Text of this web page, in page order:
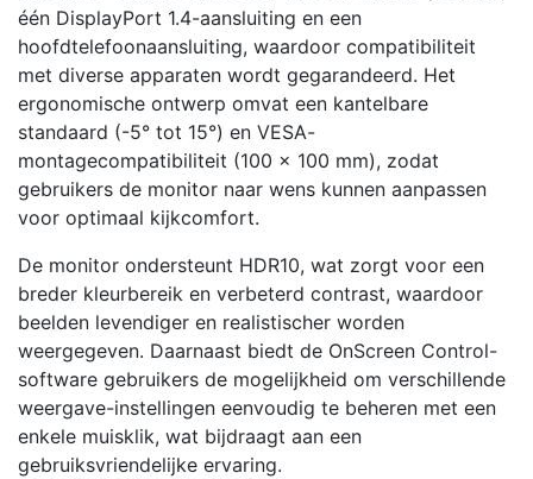
één DisplayPort 1.4-aansluiting en een
hoofdtelefoonaansluiting, waardoor compatibiliteit
met diverse apparaten wordt gegarandeerd. Het
ergonomische ontwerp omvat een kantelbare
standaard (-5° tot 15°) en VESA-
montagecompatibiliteit (100 x 100 mm), zodat
gebruikers de monitor naar wens kunnen aanpassen
voor optimaal kijkcomfort.
De monitor ondersteunt HDR10, wat zorgt voor een
breder kleurbereik en verbeterd contrast, waardoor
beelden levendiger en realistischer worden
weergegeven. Daarnaast biedt de OnScreen Control-
software gebruikers de mogelijkheid om verschillende
weergave-instellingen eenvoudig te beheren met een
enkele muisklik, wat bijdraagt aan een
gebruiksvriendelijke ervaring.